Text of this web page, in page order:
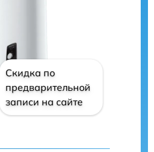
Скидка по
предварительной
записи на сайте